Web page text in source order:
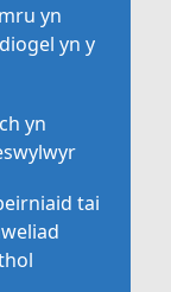
yn
yn y
yn
tai